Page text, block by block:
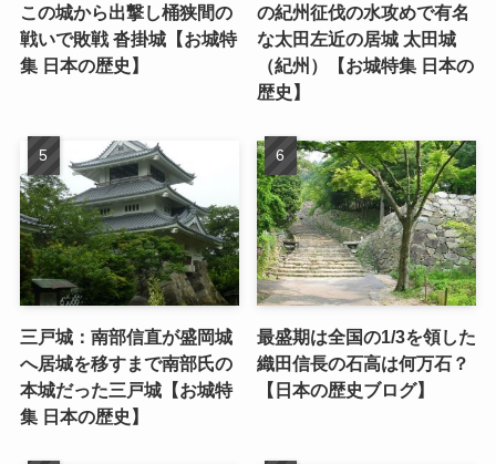
この城から出撃し桶狭間の
戦いで敗戦 沓掛城【お城特
集 日本の歴史】
の紀州征伐の水攻めで有名
な太田左近の居城 太田城
（紀州）【お城特集 日本の
歴史】
三戸城：南部信直が盛岡城
へ居城を移すまで南部氏の
本城だった三戸城【お城特
集 日本の歴史】
最盛期は全国の1/3を領した
織田信長の石高は何万石？
【日本の歴史ブログ】